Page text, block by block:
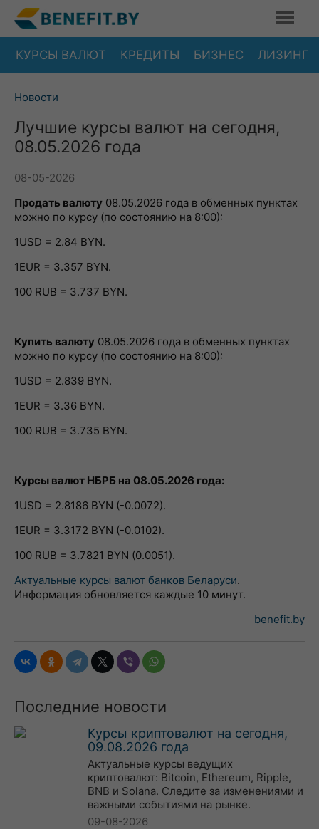
КУРСЫ ВАЛЮТ КРЕДИТЫ БИЗНЕС ЛИЗИНГ
Новости
Лучшие курсы валют на сегодня,
08.05.2026 года
08-05-2026
Продать валюту 08.05.2026 года в обменных пунктах
можно по курсу (по состоянию на 8:00):
1USD = 2.84 BYN.
1EUR = 3.357 BYN.
100 RUB = 3.737 BYN.
Купить валюту 08.05.2026 года в обменных пунктах
можно по курсу (по состоянию на 8:00):
1USD = 2.839 BYN.
1EUR = 3.36 BYN.
100 RUB = 3.735 BYN.
Курсы валют НБРБ на 08.05.2026 года:
1USD = 2.8186 BYN (-0.0072).
1EUR = 3.3172 BYN (-0.0102).
100 RUB = 3.7821 BYN (0.0051).
Актуальные курсы валют банков Беларуси.
Информация обновляется каждые 10 минут.
benefit.by
Последние новости
Курсы криптовалют на сегодня,
09.08.2026 года
Актуальные курсы ведущих
криптовалют: Bitcoin, Ethereum, Ripple,
BNB и Solana. Следите за изменениями и
важными событиями на рынке.
09-08-2026